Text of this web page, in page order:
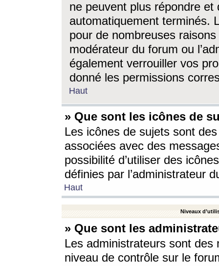
ne peuvent plus répondre
automatiquement terminés.
pour de nombreuses
modérateur du forum ou
également verrouiller vos
donné les permissions
Haut
» Que sont les icônes de
Les icônes de sujets sont
associées avec des
possibilité d’utiliser des
définies par l’administrateur
Haut
Niveaux
» Que sont les
Les administrateurs sont
niveau de contrôle sur le